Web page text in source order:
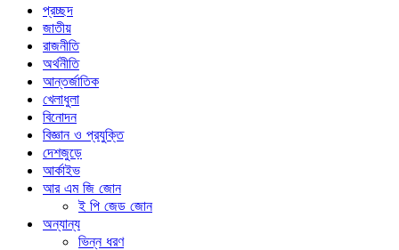
প্রচ্ছদ
জাতীয়
রাজনীতি
অর্থনীতি
আন্তর্জাতিক
খেলাধুলা
বিনোদন
বিজ্ঞান ও প্রযুক্তি
দেশজুড়ে
আর্কাইভ
আর এম জি জোন
ই পি জেড জোন
অন্যান্য
ভিন্ন ধরণ